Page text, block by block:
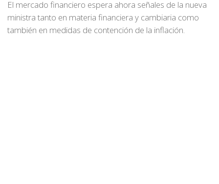
El mercado financiero espera ahora señales de la nueva
ministra tanto en materia financiera y cambiaria como
también en medidas de contención de la inflación.